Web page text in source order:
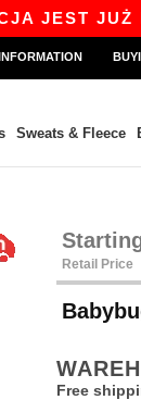
JUŻ
Sweats & Fleece
Retail Price
Free